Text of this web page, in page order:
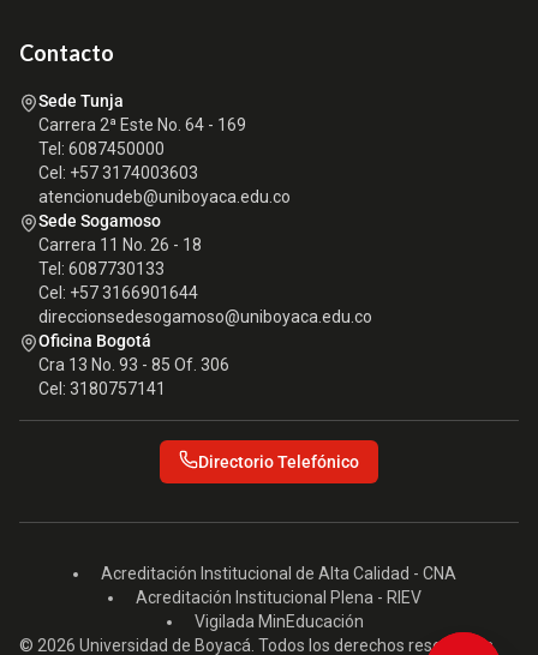
Contacto
Sede Tunja
Carrera 2ª Este No. 64 - 169
Tel: 6087450000
Cel: +57 3174003603
atencionudeb@uniboyaca.edu.co
Sede Sogamoso
Carrera 11 No. 26 - 18
Tel: 6087730133
Cel: +57 3166901644
direccionsedesogamoso@uniboyaca.edu.co
Oficina Bogotá
Cra 13 No. 93 - 85 Of. 306
Cel: 3180757141
Directorio Telefónico
Acreditación Institucional de Alta Calidad - CNA
Acreditación Institucional Plena - RIEV
Vigilada MinEducación
© 2026 Universidad de Boyacá. Todos los derechos reservados.